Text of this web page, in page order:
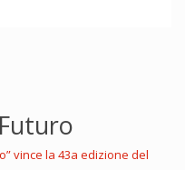
vince la 43a edizione del